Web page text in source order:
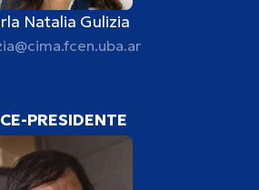
Natalia Gulizia
PRESIDENTE